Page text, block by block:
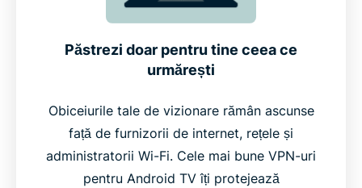
De ce să alegi ExpressVPN în locul altor VPN-uri
Ce spun utilizatorii despre ExpressVPN
Întrebări frecvente
Încearcă ExpressVPN fără riscuri pe Android TV de
Păstrezi doar pentru tine ceea ce
urmărești
Obiceiurile tale de vizionare rămân ascunse
față de furnizorii de internet, rețele și
administratorii Wi-Fi. Cele mai bune VPN-uri
pentru Android TV îți protejează